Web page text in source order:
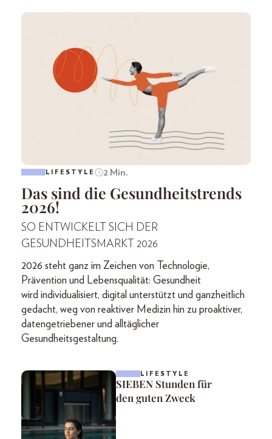
LIFESTYLE 2 Min.
Das sind die Gesundheitstrends
2026!
SO ENTWICKELT SICH DER
GESUNDHEITSMARKT 2026
2026 steht ganz im Zeichen von Technologie,
Prävention und Lebensqualität: Gesundheit
wird individualisiert, digital unterstützt und ganzheitlich
gedacht, weg von reaktiver Medizin hin zu proaktiver,
datengetriebener und alltäglicher
Gesundheitsgestaltung.
LIFESTYLE
SIEBEN Stunden für
den guten Zweck